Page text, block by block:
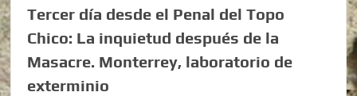
Tercer día desde el Penal del Topo
Chico: La inquietud después de la
Masacre. Monterrey, laboratorio de
exterminio